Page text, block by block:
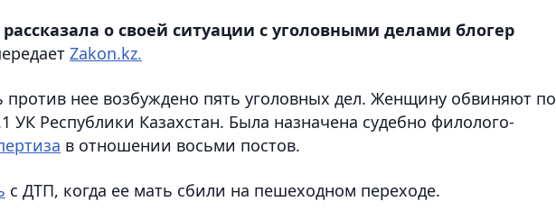
о своей ситуации с уголовными делами блогер
Zakon.kz.
нее возбуждено пять уголовных дел. Женщину обвиняют по
УК Республики Казахстан. Была назначена судебно филолого-
в отношении восьми постов.
с ДТП, когда ее мать сбили на пешеходном переходе.